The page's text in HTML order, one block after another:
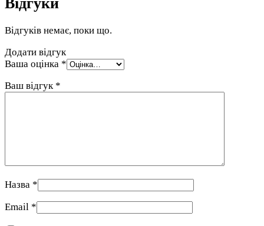
Відгуків немає, поки що.
Додати відгук
Ваша оцінка *
Ваш відгук *
Назва *
Email *